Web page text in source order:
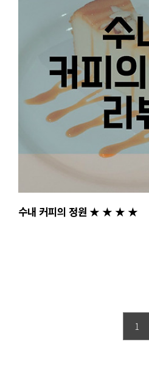
수내 커피의 정원 ★ ★ ★ ★
1